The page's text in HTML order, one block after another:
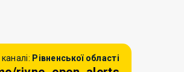
Рівненської області